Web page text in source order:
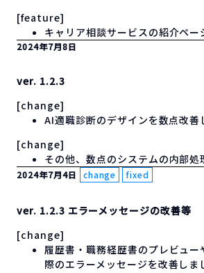
[feature]
キャリア相談サービスの紹介ペー
2024年7月8日
ver. 1.2.3
[change]
AI適職診断のデザインを数点改善
[change]
その他、数点のシステムの内部処
2024年7月4日 change fixed
ver. 1.2.3 エラーメッセージの改善等
[change]
履歴書・職務経歴書のプレビュー
際のエラーメッセージを改善しま